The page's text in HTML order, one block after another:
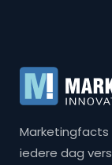
Marketingfacts
iedere dag